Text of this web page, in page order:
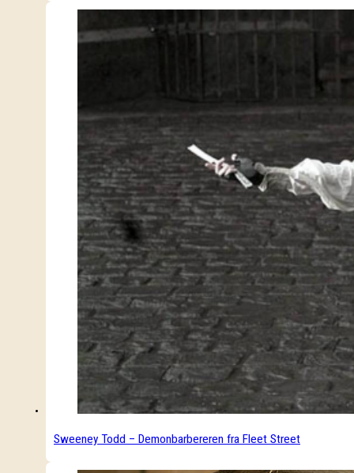
Sweeney Todd – Demonbarbereren fra Fleet Street